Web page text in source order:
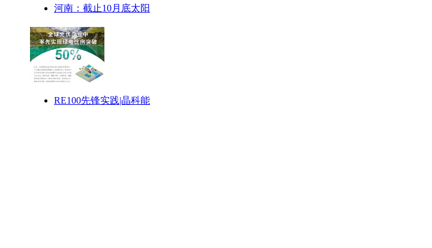
河南：截止10月底太阳
RE100先锋实践|晶科能